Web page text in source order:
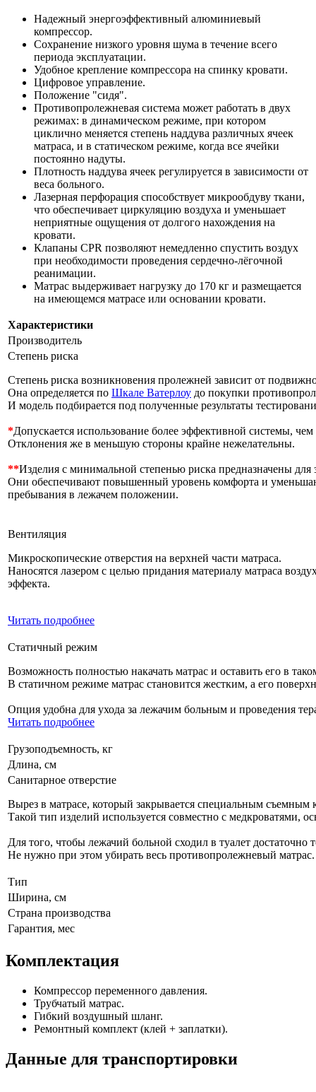
Надежный энергоэффективный алюминиевый
компрессор.
Сохранение низкого уровня шума в течение всего
периода эксплуатации.
Удобное крепление компрессора на спинку кровати.
Цифровое управление.
Положение "сидя".
Противопролежневая система может работать в двух
режимах: в динамическом режиме, при котором
циклично меняется степень наддува различных ячеек
матраса, и в статическом режиме, когда все ячейки
постоянно надуты.
Плотность наддува ячеек регулируется в зависимости от
веса больного.
Лазерная перфорация способствует микрообдуву ткани,
что обеспечивает циркуляцию воздуха и уменьшает
неприятные ощущения от долгого нахождения на
кровати.
Клапаны CPR позволяют немедленно спустить воздух
при необходимости проведения сердечно-лёгочной
реанимации.
Матрас выдерживает нагрузку до 170 кг и размещается
на имеющемся матрасе или основании кровати.
Характеристики
Производитель
Степень риска
Степень риска возникновения пролежней зависит от
Она определяется по Шкале Ватерлоу до покупки
И модель подбирается под полученные результаты
*Допускается использование более эффективной системы,
Отклонения же в меньшую стороны крайне нежелательны.
**Изделия с минимальной степенью риска предназначены
Они обеспечивают повышенный уровень комфорта и
пребывания в лежачем положении.
Вентиляция
Микроскопические отверстия на верхней части матраса.
Наносятся лазером с целью придания материалу матраса
эффекта.
Читать подробнее
Статичный режим
Возможность полностью накачать матрас и оставить его в
В статичном режиме матрас становится жестким, а его
Опция удобна для ухода за лежачим больным и проведения
Читать подробнее
Грузоподъемность, кг
Длина, см
Санитарное отверстие
Вырез в матрасе, который закрывается специальным съемным
Такой тип изделий используется совместно с медкроватями,
Для того, чтобы лежачий больной сходил в туалет достаточно
Не нужно при этом убирать весь противопролежневый матрас.
Тип
Ширина, см
Страна производства
Гарантия, мес
Комплектация
Компрессор переменного давления.
Трубчатый матрас.
Гибкий воздушный шланг.
Ремонтный комплект (клей + заплатки).
Данные для транспортировки